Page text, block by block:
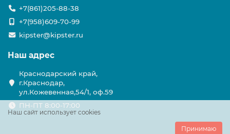
Наш сайт использует cookies
Принимаю
+7(861)205-88-38
+7(958)609-70-99
kipster@kipster.ru
Наш адрес
Краснодарский край,
г.Краснодар,
ул.Кожевенная,54/1, оф.59
ПН-ПТ 8:00-17:00